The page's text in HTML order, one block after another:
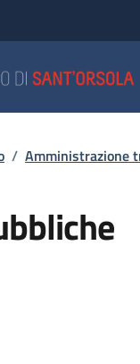
/ Amministrazione